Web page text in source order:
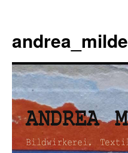
andrea_milde